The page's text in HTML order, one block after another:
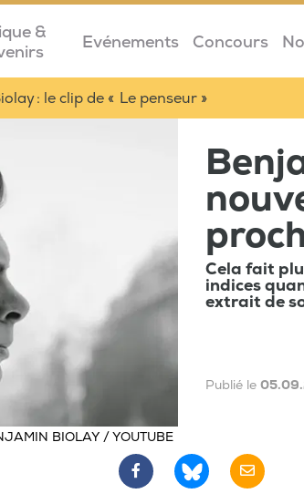
&
Evénements Concours
: le clip de « Le penseur »
BIOLAY / YOUTUBE
Cela fait
indices
extrait de
Publié le